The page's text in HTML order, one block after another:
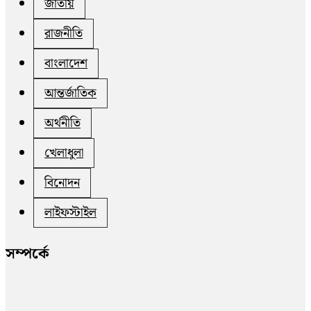
রাজনীতি
বাংলাদেশ
আন্তর্জাতিক
অর্থনীতি
খেলাধুলা
বিনোদন
লাইফস্টাইল
সম্পর্কে